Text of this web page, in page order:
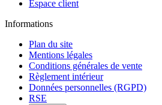
Espace client
Informations
Plan du site
Mentions légales
Conditions générales de vente
Règlement intérieur
Données personnelles (RGPD)
RSE